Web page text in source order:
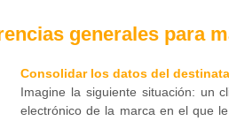
generales para
Consolidar los datos del
Imagine la siguiente situación: un
electrónico de la marca en el que